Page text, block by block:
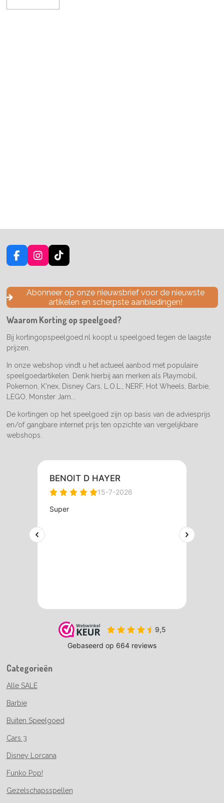
F
a
e
o
k
I
n
t
a
g
a
m
T
i
T
o
k
Abonneer op onze nieuwsbrief voor de nieuwste
artikelen en scherpste aanbiedingen!
Waarom Korting op speelgoed?
Bij kortingopspeelgoed.nl koopt u speelgoed tegen de laagste
prijzen.
In onze webshop vindt u het actueel aanbod met populaire
speelgoedartikelen. Denk hierbij aan merken als Playmobil,
Pokemon, K'nex, Disney Cars, L.O.L., NERF, Hot Wheels, Barbie,
LEGO, Monster Jam...
De kortingen op het speelgoed zijn op basis van de adviesprijs
en/of gangbare internet prijs ten opzichte van vergelijkbare
webshops.
Categorieën
Alle SALE
Barbie
Buiten Speelgoed
Cars 3
Disney Lorcana
Funko Pop!
Gezelschapsspellen